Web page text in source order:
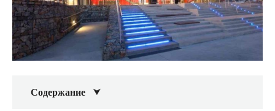
Содержание